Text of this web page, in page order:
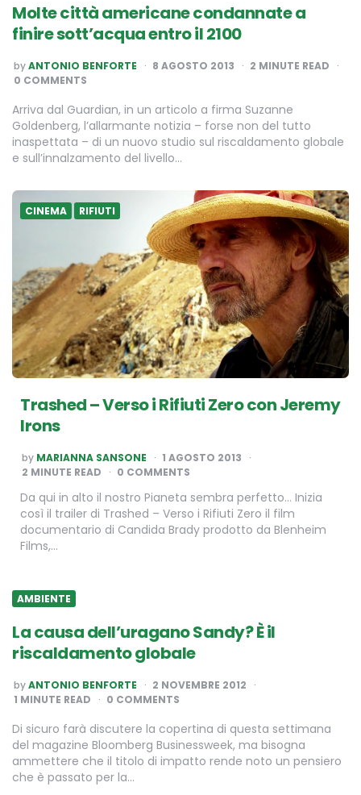
Molte città americane condannate a
finire sott’acqua entro il 2100
POSTED
BY
byANTONIO BENFORTE 8 AGOSTO 2013 2 MINUTE READ
0 COMMENTS
Arriva dal Guardian, in un articolo a firma Suzanne
Goldenberg, l’allarmante notizia – forse non del tutto
inaspettata – di un nuovo studio sul riscaldamento globale
e sull’innalzamento del livello…
CINEMA RIFIUTI
Trashed – Verso i Rifiuti Zero con Jeremy
Irons
POSTED
BY
by MARIANNA SANSONE
1 AGOSTO 2013
2 MINUTE READ 0 COMMENTS
Da qui in alto il nostro Pianeta sembra perfetto… Inizia
così il trailer di Trashed – Verso i Rifiuti Zero il film
documentario di Candida Brady prodotto da Blenheim
Films,…
AMBIENTE
La causa dell’uragano Sandy? È il
riscaldamento globale
POSTED
BY
byANTONIO BENFORTE
2 NOVEMBRE 2012
1 MINUTE READ 0 COMMENTS
Di sicuro farà discutere la copertina di questa settimana
del magazine Bloomberg Businessweek, ma bisogna
ammettere che il titolo di impatto rende noto un pensiero
che è passato per la…